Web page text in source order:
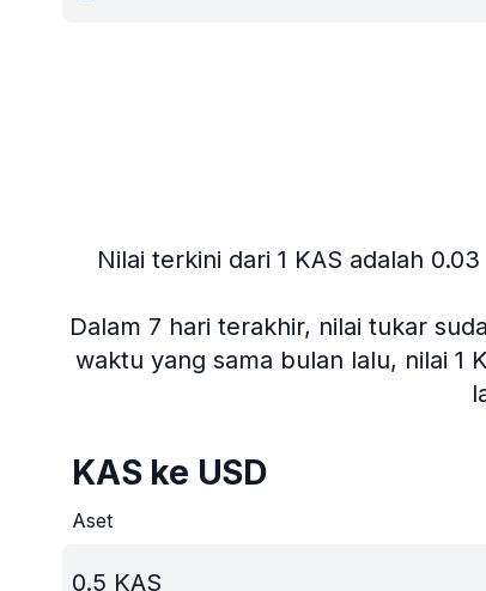
Nilai terkini dari 1 KAS adalah 0.03
Dalam 7 hari terakhir, nilai tukar
waktu yang sama bulan lalu, nilai 1
KAS ke USD
Aset
0.5 KAS